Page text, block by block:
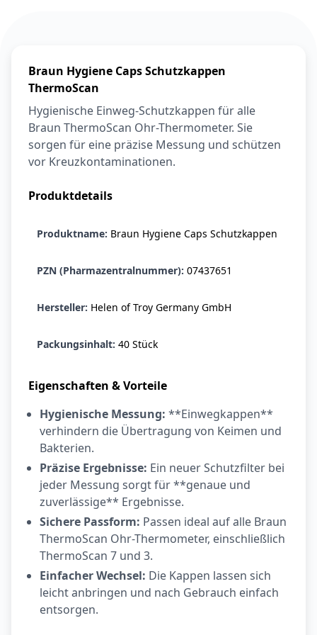
Light AP+M
17,31 € 19,90 € -13%
BEAUTY & PFLEGE
Dexeryl
Pflegecreme für
die ganze Familie
5,91 € 6,35 € -7%
BEAUTY & PFLEGE
Linola Forte
Shampoo für
juckende, trockene
Schuppenflechte
12,28 €
Vagisan Milchsäure
pH-Wert-
12,89 € 17,47 € -26%
OHROPAX® Classic
3,79 €
3,95 €
Alkoholtupfer,
100 Stück
ARZNEIMITTEL & GESUNDHEIT
Lefax® extra
Kautabletten
7,69 € 8,09 € -5%
ARZNEIMITTEL & GESUNDHEIT
Hametum
Hämorrhoidensalbe:
Bei Hämorrhoiden
& Juckreiz
12,04 € 12,95 € -7%
Nach Marke kaufen
Braun Hygiene Caps Schutzkappen
ThermoScan
Hygienische Einweg-Schutzkappen für alle
Braun ThermoScan Ohr-Thermometer. Sie
sorgen für eine präzise Messung und schützen
vor Kreuzkontaminationen.
Produktdetails
Produktname: Braun Hygiene Caps Schutzkappen
PZN (Pharmazentralnummer): 07437651
Hersteller: Helen of Troy Germany GmbH
Packungsinhalt: 40 Stück
Eigenschaften & Vorteile
Hygienische Messung: **Einwegkappen**
verhindern die Übertragung von Keimen und
Bakterien.
Präzise Ergebnisse: Ein neuer Schutzfilter bei
jeder Messung sorgt für **genaue und
zuverlässige** Ergebnisse.
Sichere Passform: Passen ideal auf alle Braun
ThermoScan Ohr-Thermometer, einschließlich
ThermoScan 7 und 3.
Einfacher Wechsel: Die Kappen lassen sich
leicht anbringen und nach Gebrauch einfach
entsorgen.